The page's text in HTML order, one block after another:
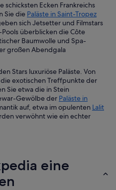
schicksten Ecken Frankreichs
Sie die Paläste in Saint-Tropez
sich Jetsetter und Filmstars
überblicken die Côte
Baumwolle und Spa-
großen Abendgala
Stars luxuriöse Paläste. Von
exotischen Treffpunkte der
Sie etwa die in Stein
Gewölbe der Paläste in
auf, etwa im opulenten Lalit
verwöhnt wie ein echter
eine